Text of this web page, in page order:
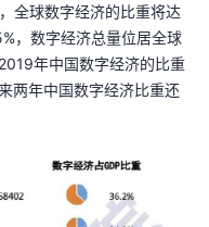
全球数字经济的比重将达
，数字经济总量位居全球
年中国数字经济的比重
两年中国数字经济比重还